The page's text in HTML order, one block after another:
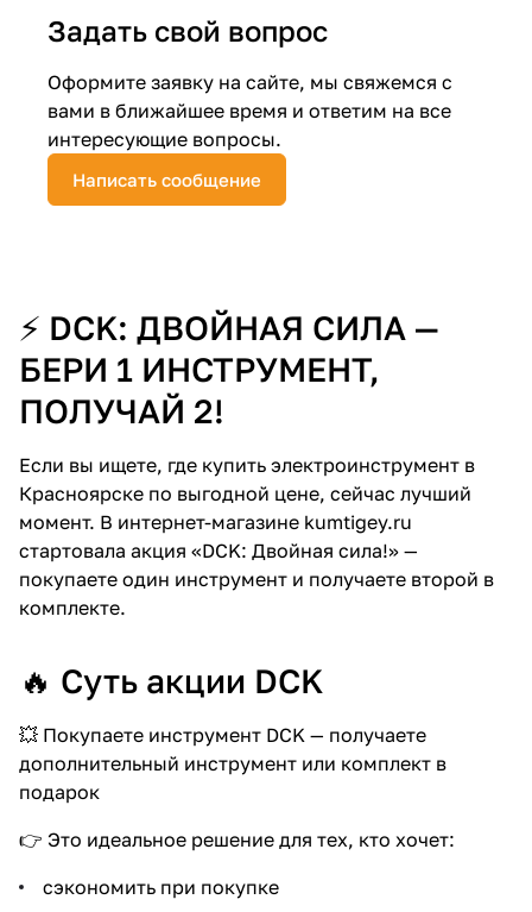
Задать свой вопрос
Оформите заявку на сайте, мы свяжемся с
вами в ближайшее время и ответим на все
интересующие вопросы.
Написать сообщение
⚡ DCK: ДВОЙНАЯ СИЛА —
БЕРИ 1 ИНСТРУМЕНТ,
ПОЛУЧАЙ 2!
Если вы ищете, где купить электроинструмент в
Красноярске по выгодной цене, сейчас лучший
момент. В интернет-магазине kumtigey.ru
стартовала акция «DCK: Двойная сила!» —
покупаете один инструмент и получаете второй в
комплекте.
🔥 Суть акции DCK
💥 Покупаете инструмент DCK — получаете
дополнительный инструмент или комплект в
подарок
👉 Это идеальное решение для тех, кто хочет:
сэкономить при покупке
Добавляйте товары
в корзину
Получайте товар
выбранный способом
списыватьсяс вашей карты
по25%каждые 2 недели
Подробнее
25
недели
Остались вопросы?